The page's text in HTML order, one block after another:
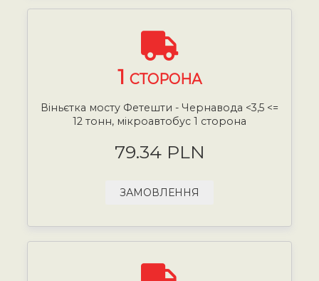
1 СТОРОНА
Віньєтка мосту Фетешти - Чернавода <3,5 <=
12 тонн, мікроавтобус 1 сторона
79.34 PLN
ЗАМОВЛЕННЯ